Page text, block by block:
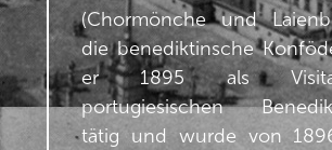
(Chormönche und
die benediktinsche
er 1895 als
portugiesischen
tätig und wurde von